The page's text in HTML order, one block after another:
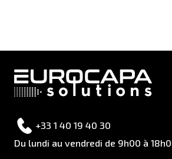
+33 1 40 19 40 30
Du lundi au vendredi de 9h00 à